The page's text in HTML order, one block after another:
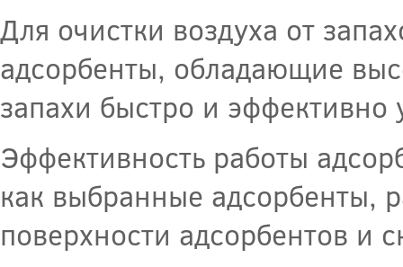
Для очистки воздуха от
адсорбенты, обладающие
запахи быстро и эффективно
Эффективность работы
как выбранные адсорбенты,
поверхности адсорбентов и